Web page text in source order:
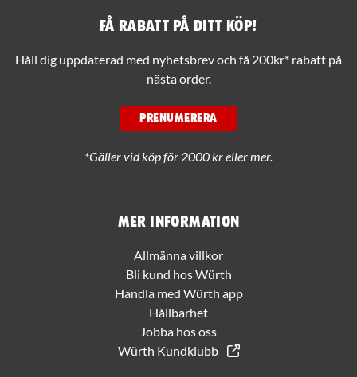
Mer information
Allmänna villkor
Bli kund hos Würth
Handla med Würth app
Hållbarhet
Jobba hos oss
Würth Kundklubb
Få rabatt på ditt köp!
Håll dig uppdaterad med nyhetsbrev och få 200kr* rabatt på
nästa order.
PRENUMERERA
*Gäller vid köp för 2000 kr eller mer.